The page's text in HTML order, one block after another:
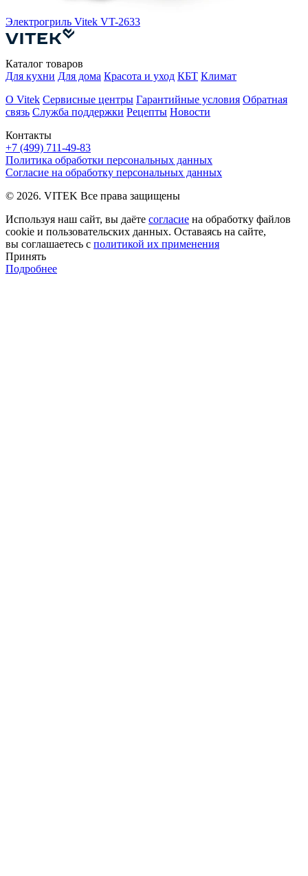
Электрогриль Vitek VT-2633
Контакты
+7 (499) 711-49-83
Каталог товаров
Для кухни Для дома Красота и уход КБТ Климат
О Vitek Сервисные центры Гарантийные условия Обратная
связь Служба поддержки Рецепты Новости
Политика обработки персональных данных
Согласие на обработку персональных данных
© 2026. VITEK Все права защищены
Используя наш сайт, вы даёте согласие на обработку файлов
cookie и пользовательских данных. Оставаясь на сайте,
вы соглашаетесь с политикой их применения
Принять
Подробнее